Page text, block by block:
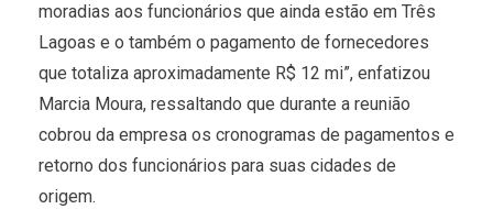
moradias aos funcionários que ainda estão em Três
Lagoas e o também o pagamento de fornecedores
que totaliza aproximadamente R$ 12 mi”, enfatizou
Marcia Moura, ressaltando que durante a reunião
cobrou da empresa os cronogramas de pagamentos e
retorno dos funcionários para suas cidades de
origem.